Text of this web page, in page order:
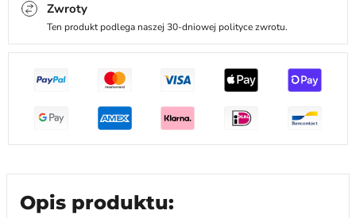
Zwroty
Ten produkt podlega naszej 30-dniowej polityce zwrotu.
Opis produktu: